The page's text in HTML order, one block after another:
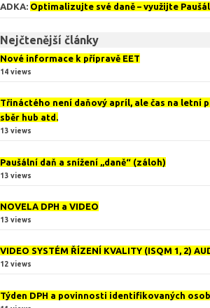
ADKA: Optimalizujte své daně – využijte
Nejčtenější články
Nové informace k přípravě EET
14 views
Třináctého není daňový apríl, ale čas na letní
sběr hub atd.
13 views
Paušální daň a snížení „daně“ (záloh)
13 views
NOVELA DPH a VIDEO
13 views
VIDEO SYSTÉM ŘÍZENÍ KVALITY (ISQM 1, 2)
12 views
Týden DPH a povinnosti identifikovaných osob